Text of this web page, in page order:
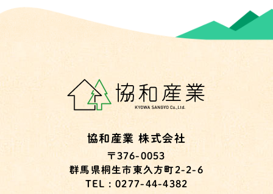
協和産業 株式会社
〒376-0053
群馬県桐生市東久方町2-2-6
TEL : 0277-44-4382